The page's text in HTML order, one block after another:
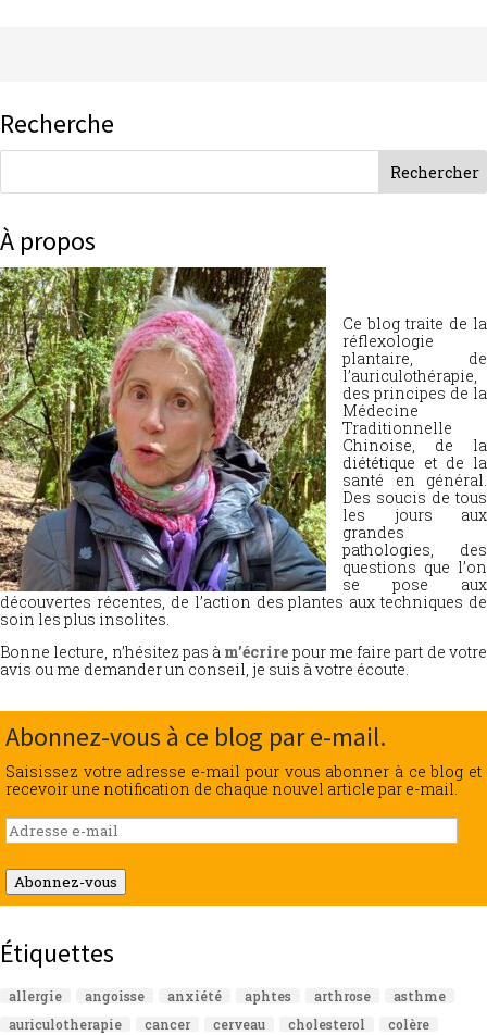
Recherche
À propos
Ce blog traite de la
réflexologie
plantaire, de
l’auriculothérapie,
des principes de la
Médecine
Traditionnelle
Chinoise, de la
diététique et de la
santé en général.
Des soucis de tous
les jours aux
grandes
pathologies, des
questions que l’on
se pose aux
découvertes récentes, de l’action des plantes aux techniques de
soin les plus insolites.
Bonne lecture, n’hésitez pas à m’écrire pour me faire part de votre
avis ou me demander un conseil, je suis à votre écoute.
Abonnez-vous à ce blog par e-mail.
Saisissez votre adresse e-mail pour vous abonner à ce blog et
recevoir une notification de chaque nouvel article par e-mail.
Adresse
e-
mail
Abonnez-vous
Étiquettes
allergie angoisse anxiété aphtes arthrose
asthme
auriculotherapie
cancer cerveau cholesterol
colère